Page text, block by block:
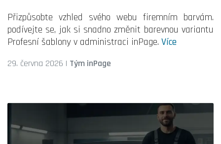
Přizpůsobte vzhled svého webu firemním barvám.
podívejte se, jak si snadno změnit barevnou variantu
Profesní šablony v administraci inPage. Více
29. června 2026 | Tým inPage